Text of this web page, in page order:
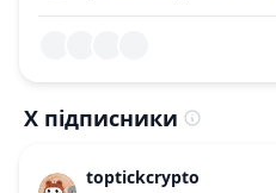
X підписники
toptickcrypto